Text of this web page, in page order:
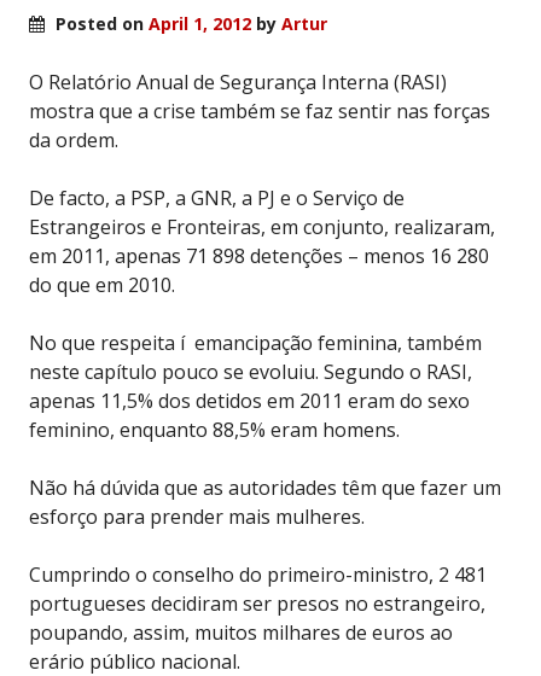
Posted on April 1, 2012 by Artur
O Relatório Anual de Segurança Interna (RASI)
mostra que a crise também se faz sentir nas forças
da ordem.
De facto, a PSP, a GNR, a PJ e o Serviço de
Estrangeiros e Fronteiras, em conjunto, realizaram,
em 2011, apenas 71 898 detenções – menos 16 280
do que em 2010.
No que respeita í emancipação feminina, também
neste capítulo pouco se evoluiu. Segundo o RASI,
apenas 11,5% dos detidos em 2011 eram do sexo
feminino, enquanto 88,5% eram homens.
Não há dúvida que as autoridades têm que fazer um
esforço para prender mais mulheres.
Cumprindo o conselho do primeiro-ministro, 2 481
portugueses decidiram ser presos no estrangeiro,
poupando, assim, muitos milhares de euros ao
erário público nacional.